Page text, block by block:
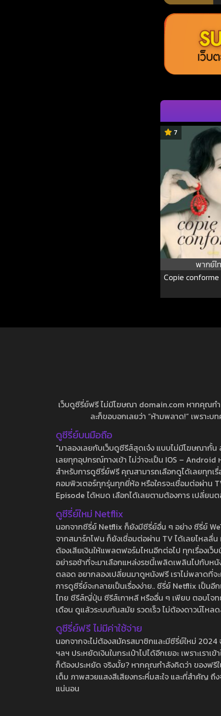
7
พากย์ไ
Copie conforme
เว็บดูซีรี่ย์ฟรี ไม่มีโฆษณา domain.com หากคุณก
ละก็ขอบอกเลยว่า “ห้ามพลาด!” เพราะ
ดูซีรี่ย์บนมือถือ
"มาลองเลยกับเว็บดูซีรีส์สุดเจ๋ง แบบไม่มีโฆษณากั้
เลยทุกอุปกรณ์ทางเข้า ไม่ว่าจะเป็น IOS –
สำหรับการดูซีรี่ย์ฟรี คุณสามารถเลือกดูได้เลยทุกเ
คอมพิวเตอร์ทุกรุ่นทุกยี่ห้อ หรือใครจะเชื่อมต่อผ่าน
Episode ได้หมด เลือกได้เลยตามต้องการ เปลี่ยน
ดูซีรี่ย์ใหม่ Netflix
นอกจากซีรี่ย์ Netflix ก็ยังมีซีรี่ย์อื่น ๆ อย่าง ซีรี่ย์
จากสมาร์ทโฟน ก็ยังเชื่อมต่อผ่าน TV ได้เลยไหลลื่
ต้องเสียเงินให้แพลตฟอร์มไหนอีกต่อไป ทุกเรื่องเว็
อย่ารอช้าที่จะมาเลือกแหล่งรชนี้เพลิดเพลินไปกับห
ตลอด อยากลองเปลี่ยนมาดูหนังฟรี เราไม่พลาดที่
การดูซีรี่ย์จะกลายเป็นเรื่องง่าย.. ซีรี่ย์ Netflix เป็น
ไทย ซีรีส์ญี่ปุ่น ซีรีส์เกาหลี หรืออื่น ๆ เพียบ ตอบโจท
เดือน ดูแล้วระบบทันสมัย รวดเร็ว ไม่ต้องดาวน์โห
ดูซีรี่ย์ฟรี ไม่มีค่าใช้จ่าย
นอกจากจะไม่ต้องสมัครสมาชิกและมีซีรี่ย์ใหม่
ฯลฯ ประหยัดเงินในกระเป๋าไปได้อีกเยอะ เพราะเร
ก็ต้องประหยัด จริงมั้ย? หากคุณกำลังคิดว่า ของฟ
เต็ม ภาพสวยแสงสีเสียงกระหึ่มสะใจ และที่สำคัญ
แน่นอน